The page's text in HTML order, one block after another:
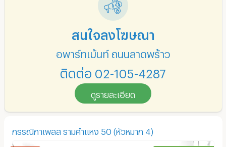
สนใจลงโฆษณา
อพาร์ทเม้นท์ ถนนลาดพร้าว
ติดต่อ 02-105-4287
ดูรายละเอียด
กรรณิกาเพลส รามคำแหง 50 (หัวหมาก 4)